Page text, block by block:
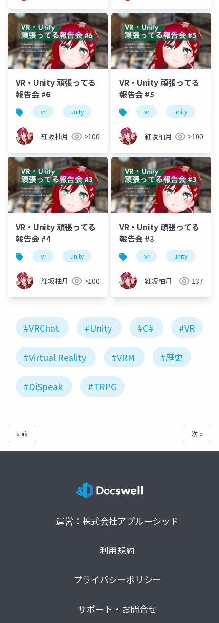
VR・Unity 頑張ってる
報告会 #6
vr unity vrchat 初心者
紅坂柚月 >100
VR・Unity 頑張ってる
報告会 #5
vr unity
紅坂柚月 >100
VR・Unity 頑張ってる
報告会 #4
vr unity vrchat 初心者
紅坂柚月 >100
VR・Unity 頑張ってる
報告会 #3
vr unity
紅坂柚月 137
#VRChat #Unity #C# #VR
#Virtual Reality #VRM #歴史
#DiSpeak #TRPG
« 前 次 »
運営：株式会社アプルーシッド
利用規約
プライバシーポリシー
サポート・お問合せ